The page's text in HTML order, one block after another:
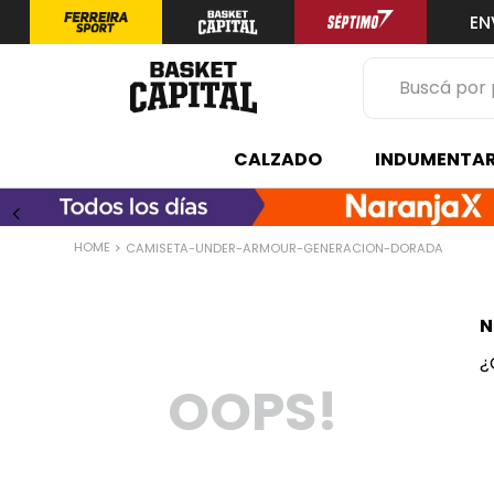
Buscá por
CALZADO
CAMISETA-UNDER-ARMOUR-GENERACION-DORADA
OOPS!
2.
niño
3.
zapatillas
chinelas